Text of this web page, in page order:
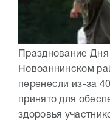
Празднование
Новоаннинском
перенесли из-за
принято для
здоровья